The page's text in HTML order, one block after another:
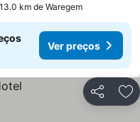
km de Waregem
Ver preços
Partilhar